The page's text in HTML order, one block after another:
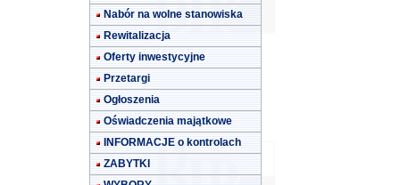
Nabór na wolne stanowiska
Rewitalizacja
Oferty inwestycyjne
Przetargi
Ogłoszenia
Oświadczenia majątkowe
INFORMACJE o kontrolach
ZABYTKI